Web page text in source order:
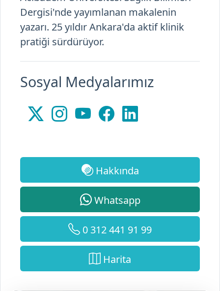
yazarı. 25 yıldır Ankara'da aktif klinik
pratiği sürdürüyor.
Sosyal Medyalarımız
Whatsapp
0 312 441 91 99
Harita